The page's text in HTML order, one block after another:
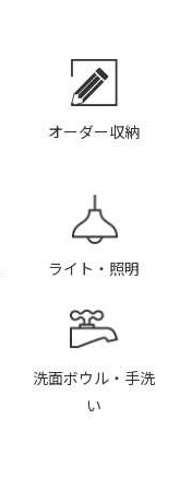
オーダー収納
ライト・照明
洗面ボウル・手洗
い